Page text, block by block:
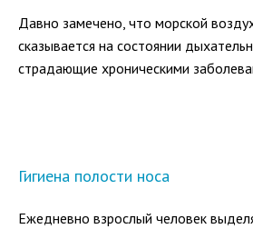
Давно замечено, что морской
сказывается на состоянии
страдающие хроническими
Гигиена полости носа
Ежедневно взрослый человек